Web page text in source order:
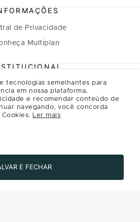
de Privacidade
Multiplan
A Multiplan
Inovação
tecnologias semelhantes para
em nossa plataforma,
e recomendar conteúdo de
navegando, você concorda
Ler mais
E FECHAR
o app Multi
Abrir